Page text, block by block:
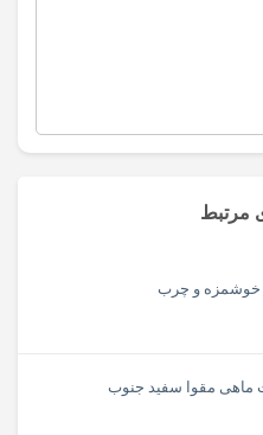
مرتبط
ماهی مقوا سفید جنوب